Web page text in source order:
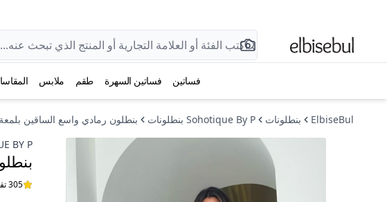
فساتين فساتين السهرة طقم ملابس
ElbiseBul بنطلونات Sohotique By P بنطلونات
بنطلون رمادي واسع الساقين بلمعة
BY P
305 تقييمات المتجر